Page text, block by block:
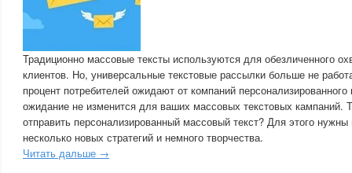
Традиционно массовые тексты используются для обезличенного
клиентов. Но, универсальные текстовые рассылки больше не
процент потребителей ожидают от компаний
ожидание не изменится для ваших массовых текстовых кампаний.
отправить персонализированный массовый текст? Для этого
несколько новых стратегий и немного творчества.
Читать дальше →